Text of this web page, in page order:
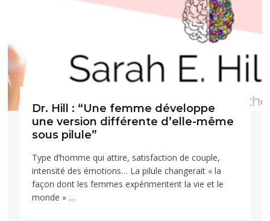
Dr. Hill : “Une femme développe
une version différente d’elle-même
sous pilule”​
Type d’homme qui attire, satisfaction de couple,
intensité des émotions… La pilule changerait « la
façon dont les femmes expérimentent la vie et le
monde » …